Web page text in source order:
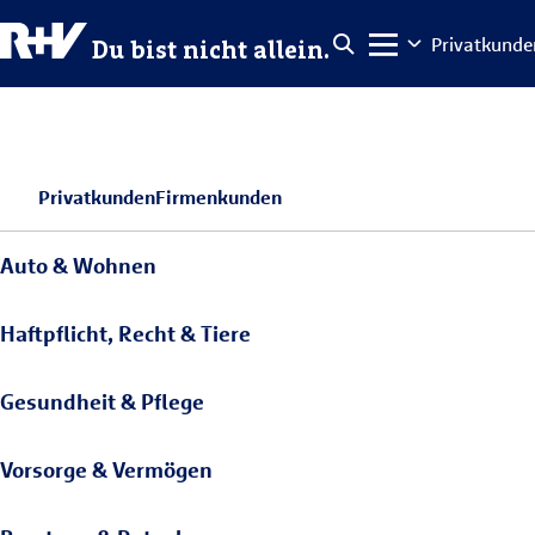
Du bist nicht allein.
PrivatkundenFirmenkunden
Auto & Wohnen
Haftpflicht, Recht & Tiere
Gesundheit & Pflege
Vorsorge & Vermögen